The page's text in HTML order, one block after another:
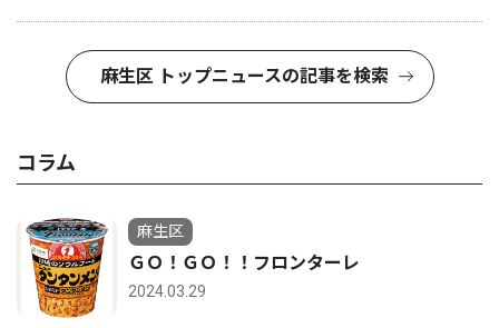
麻生区 トップニュースの記事を検索
コラム
麻生区
ＧＯ！ＧＯ！！フロンターレ
2024.03.29